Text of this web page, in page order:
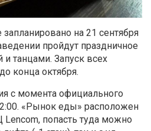
на 21 сентября
пройдут праздничное
танцами. Запуск всех
конца октября.
с момента официального
«Рынок еды» расположен
попасть туда можно